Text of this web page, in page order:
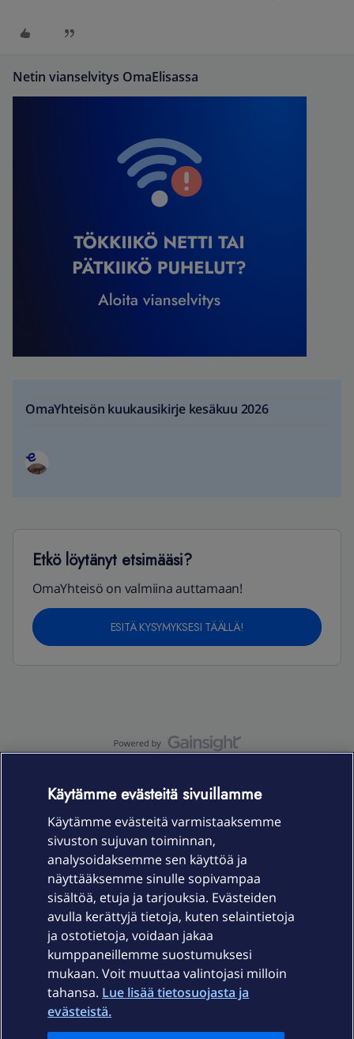
Netin vianselvitys OmaElisassa
OmaYhteisön kuukausikirje kesäkuu 2026
Etkö löytänyt etsimääsi?
OmaYhteisö on valmiina auttamaan!
ESITÄ KYSYMYKSESI TÄÄLLÄ!
Laitteet & liittymät
Palvelut
Ajankohtaista
Käytämme evästeitä sivuillamme
Käytämme evästeitä varmistaaksemme
sivuston sujuvan toiminnan,
analysoidaksemme sen käyttöä ja
näyttääksemme sinulle sopivampaa
sisältöä, etuja ja tarjouksia. Evästeiden
avulla kerättyjä tietoja, kuten selaintietoja
ja ostotietoja, voidaan jakaa
kumppaneillemme suostumuksesi
mukaan. Voit muuttaa valintojasi milloin
tahansa. Lue lisää tietosuojasta ja
evästeistä.